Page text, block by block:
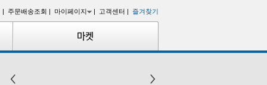
| 주문배송조회 | 마이페이지 | 고객센터 | 즐겨찾기